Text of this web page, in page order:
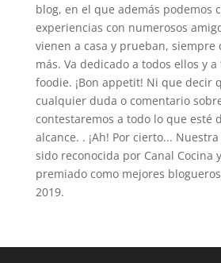
blog, en el que además podemos
experiencias con numerosos
vienen a casa y prueban, siempre
más. Va dedicado a todos ellos y
foodie. ¡Bon appetit! Ni que decir
cualquier duda o comentario
contestaremos a todo lo que esté
alcance. . ¡Ah! Por cierto...
sido reconocida por Canal Cocina
premiado como mejores
2019.